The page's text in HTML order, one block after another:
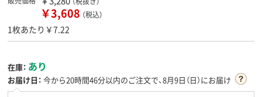
￥3,608 （税込）
1枚あたり￥7.22
在庫： あり
お届け日： 今から20時間46分以内のご注文で、8月9日（日）にお届け